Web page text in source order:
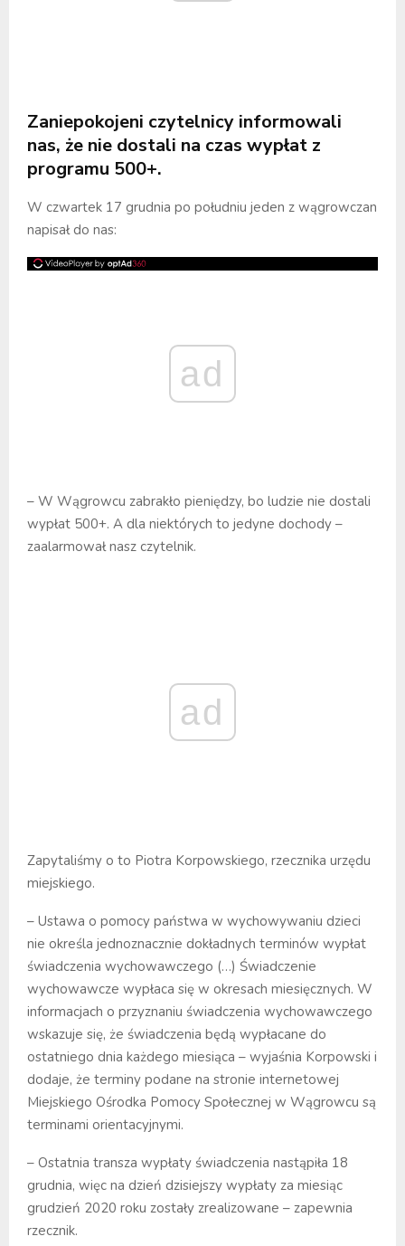
Zaniepokojeni czytelnicy informowali
nas, że nie dostali na czas wypłat z
programu 500+.
W czwartek 17 grudnia po południu jeden z wągrowczan
napisał do nas:
ad
– W Wągrowcu zabrakło pieniędzy, bo ludzie nie dostali
wypłat 500+. A dla niektórych to jedyne dochody –
zaalarmował nasz czytelnik.
ad
Zapytaliśmy o to Piotra Korpowskiego, rzecznika urzędu
miejskiego.
– Ustawa o pomocy państwa w wychowywaniu dzieci
nie określa jednoznacznie dokładnych terminów wypłat
świadczenia wychowawczego (…) Świadczenie
wychowawcze wypłaca się w okresach miesięcznych. W
informacjach o przyznaniu świadczenia wychowawczego
wskazuje się, że świadczenia będą wypłacane do
ostatniego dnia każdego miesiąca – wyjaśnia Korpowski i
dodaje, że terminy podane na stronie internetowej
Miejskiego Ośrodka Pomocy Społecznej w Wągrowcu są
terminami orientacyjnymi.
– Ostatnia transza wypłaty świadczenia nastąpiła 18
grudnia, więc na dzień dzisiejszy wypłaty za miesiąc
grudzień 2020 roku zostały zrealizowane – zapewnia
rzecznik.